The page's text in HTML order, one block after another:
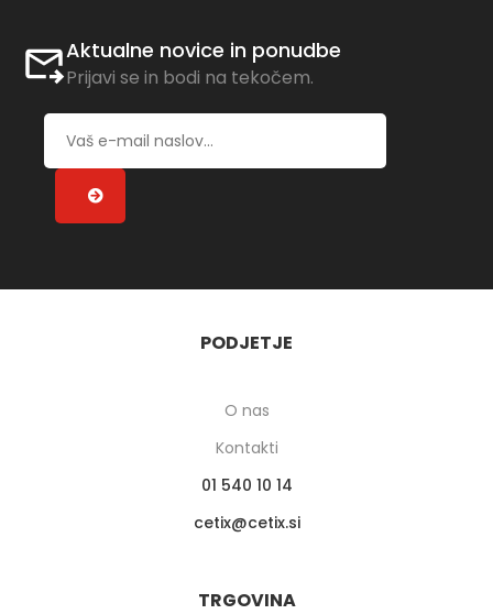
Aktualne novice in ponudbe
Prijavi se in bodi na tekočem.
PODJETJE
O nas
Kontakti
01 540 10 14
cetix
cetix.si
TRGOVINA